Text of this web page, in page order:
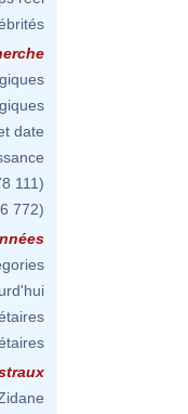
date
111)
772)